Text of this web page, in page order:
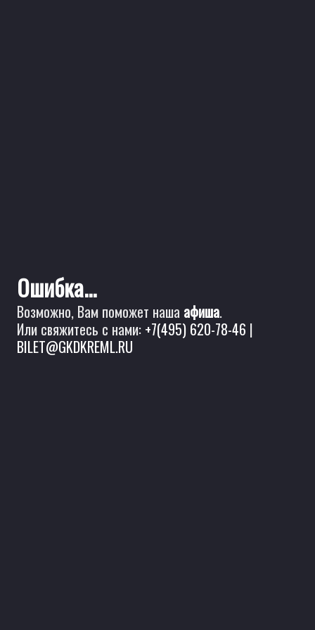
Ошибка...
Возможно, Вам поможет наша афиша.
Или свяжитесь с нами: +7(495) 620-78-46 |
BILET@GKDKREML.RU